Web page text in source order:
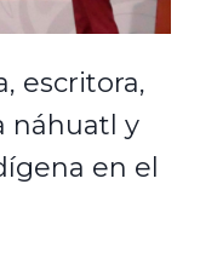
escritora,
náhuatl y
en el